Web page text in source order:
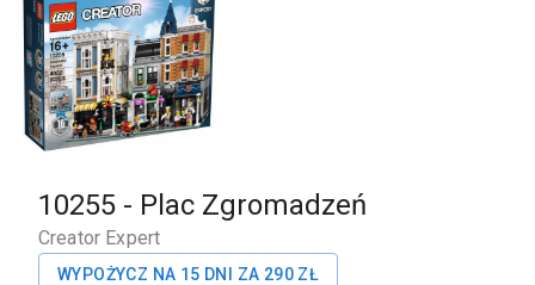
10255 - Plac Zgromadzeń
Creator Expert
WYPOŻYCZ NA 15 DNI ZA 290 ZŁ